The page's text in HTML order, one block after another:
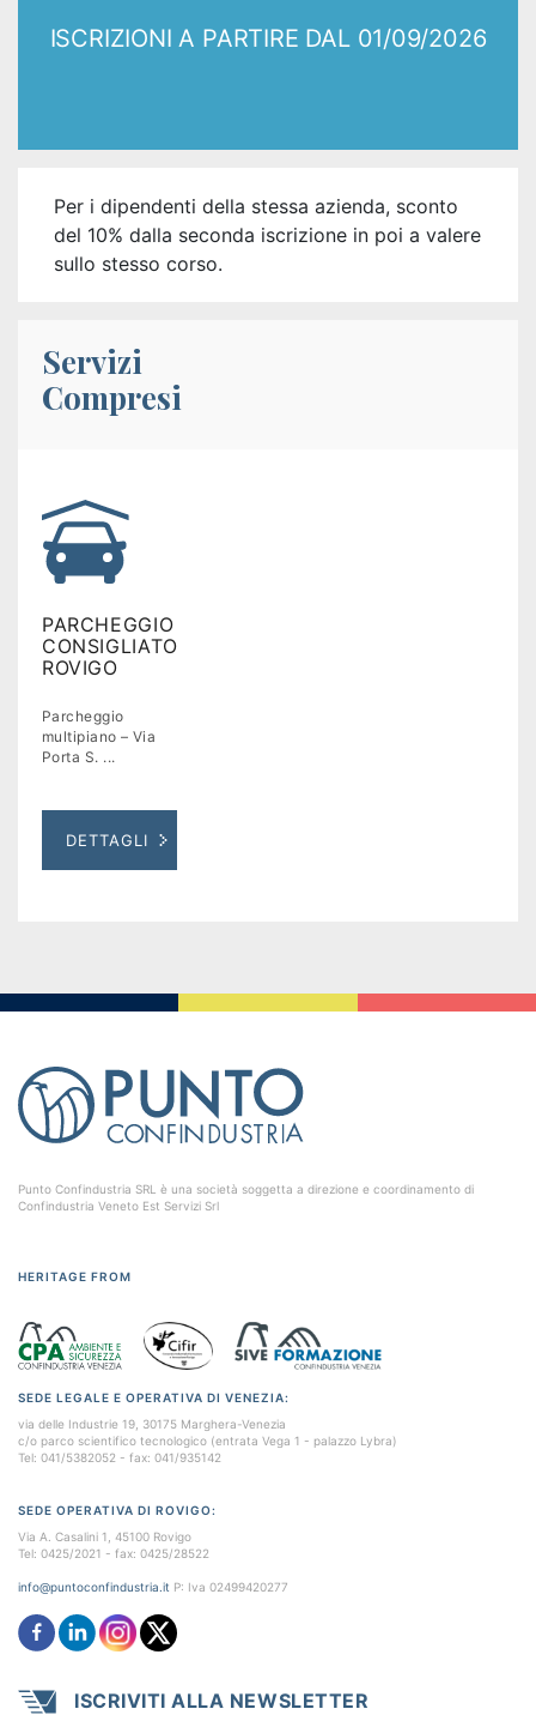
ISCRIZIONI A PARTIRE DAL 01/09/2026
Per i dipendenti della stessa azienda, sconto
del 10% dalla seconda iscrizione in poi a valere
sullo stesso corso.
Servizi
Compresi
PARCHEGGIO
CONSIGLIATO
ROVIGO
Parcheggio
multipiano – Via
Porta S. ...
DETTAGLI
Punto Confindustria SRL è una società soggetta a direzione e coordinamento di
Confindustria Veneto Est Servizi Srl
HERITAGE FROM
SEDE LEGALE E OPERATIVA DI VENEZIA:
via delle Industrie 19, 30175 Marghera-Venezia
c/o parco scientifico tecnologico (entrata Vega 1 - palazzo Lybra)
Tel: 041/5382052 - fax: 041/935142
SEDE OPERATIVA DI ROVIGO:
Via A. Casalini 1, 45100 Rovigo
Tel: 0425/2021 - fax: 0425/28522
info@puntoconfindustria.it P: Iva 02499420277
ISCRIVITI ALLA NEWSLETTER